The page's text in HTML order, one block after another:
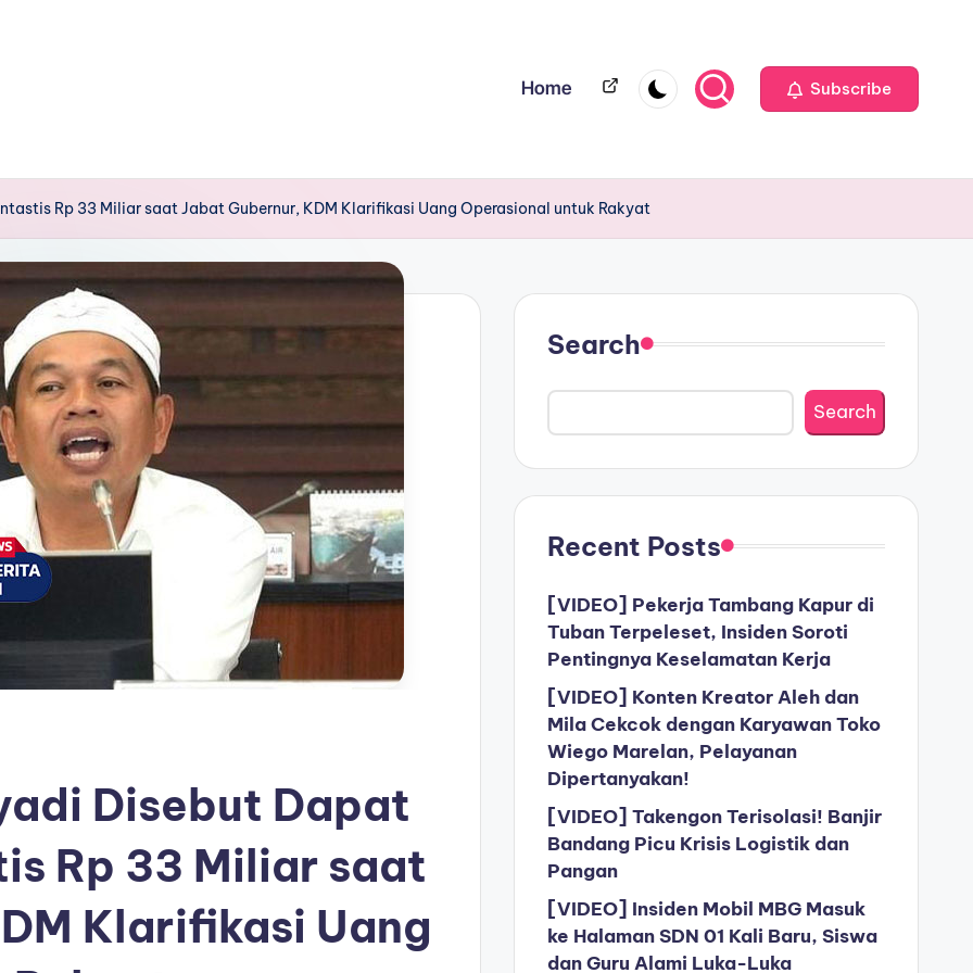
Home Home Subscribe
Rp 33 Miliar saat Jabat Gubernur, KDM Klarifikasi Uang Operasional untuk Rakyat
Disebut Dapat
Rp 33 Miliar saat
Klarifikasi Uang
Search
Search
Recent Posts
[VIDEO] Pekerja Tambang Kapur di
Tuban Terpeleset, Insiden Soroti
Pentingnya Keselamatan Kerja
[VIDEO] Konten Kreator Aleh dan
Mila Cekcok dengan Karyawan Toko
Wiego Marelan, Pelayanan
Dipertanyakan!
[VIDEO] Takengon Terisolasi! Banjir
Bandang Picu Krisis Logistik dan
Pangan
[VIDEO] Insiden Mobil MBG Masuk
ke Halaman SDN 01 Kali Baru, Siswa
dan Guru Alami Luka-Luka